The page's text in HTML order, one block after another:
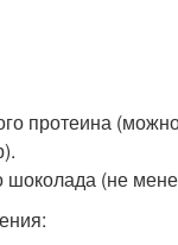
протеина
шоколада (не